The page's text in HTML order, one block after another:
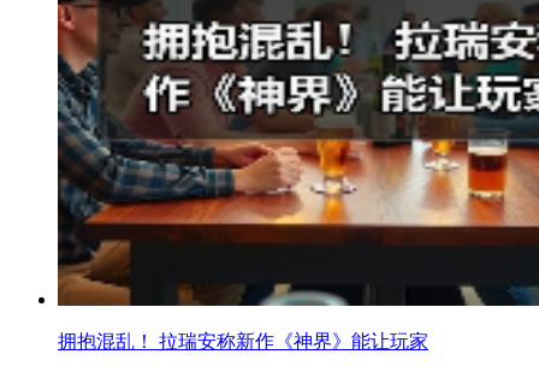
拥抱混乱！ 拉瑞安称新作《神界》能让玩家